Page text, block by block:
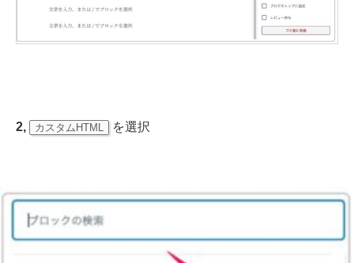
2, カスタムHTML を選択